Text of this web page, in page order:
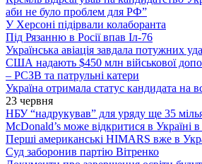
аби не було проблем для РФ”
У Херсоні підірвали колаборанта
Під Рязанню в Росії впав Іл-76
Українська авіація завдала потужних
США надають $450 млн військової
– РСЗВ та патрульні катери
Україна отримала статус кандидата на
23 червня
НБУ “надрукував” для уряду ще 35
McDonald’s може відкритися в Україні
Перші американські HIMARS вже в
Суд заборонив партію Вітренко